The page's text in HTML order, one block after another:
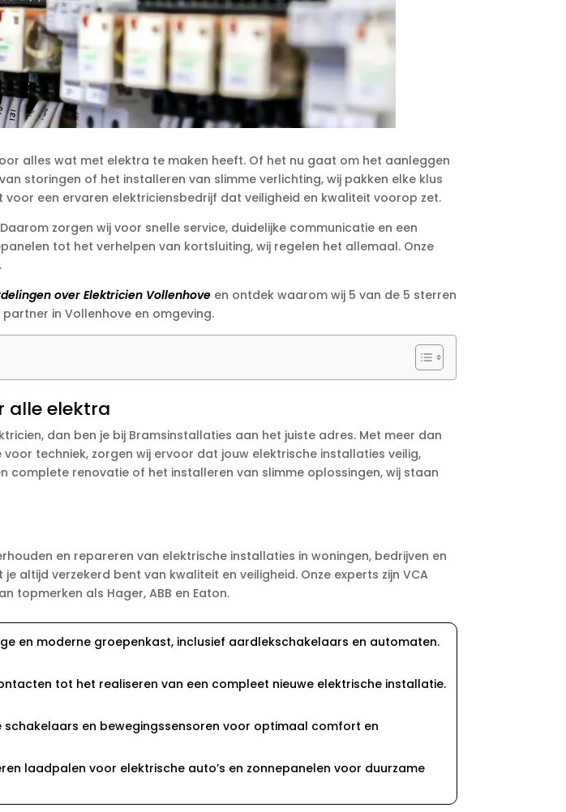
alles wat met elektra te maken heeft. Of het nu gaat om het aanleggen
storingen of het installeren van slimme verlichting, wij pakken elke klus
een ervaren elektriciensbedrijf dat veiligheid en kwaliteit voorop zet.
zorgen wij voor snelle service, duidelijke communicatie en een
tot het verhelpen van kortsluiting, wij regelen het allemaal. Onze
over Elektricien Vollenhove en ontdek waarom wij 5 van de 5 sterren
in Vollenhove en omgeving.
alle elektra
dan ben je bij Bramsinstallaties aan het juiste adres. Met meer dan
techniek, zorgen wij ervoor dat jouw elektrische installaties veilig,
renovatie of het installeren van slimme oplossingen, wij staan
en repareren van elektrische installaties in woningen, bedrijven en
je altijd verzekerd bent van kwaliteit en veiligheid. Onze experts zijn VCA
topmerken als Hager, ABB en Eaton.
en moderne groepenkast, inclusief aardlekschakelaars en automaten.
tot het realiseren van een compleet nieuwe elektrische installatie.
schakelaars en bewegingssensoren voor optimaal comfort en
laadpalen voor elektrische auto’s en zonnepanelen voor duurzame